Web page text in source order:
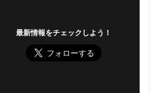
最新情報をチェックしよう！